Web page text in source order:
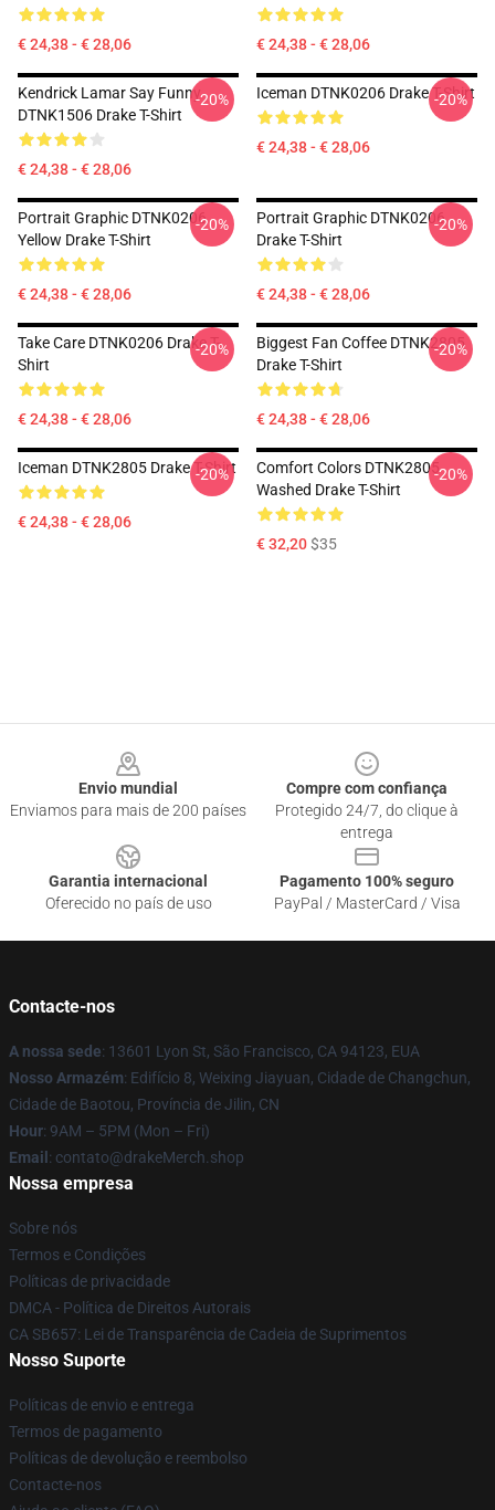
€ 24,38 - € 28,06 € 24,38 - € 28,06
Kendrick Lamar Say Funny
DTNK1506 Drake T-Shirt
€ 24,38 - € 28,06
-20% Iceman DTNK0206 Drake T-Shirt
€ 24,38 - € 28,06
-20%
Portrait Graphic DTNK0206
Yellow Drake T-Shirt
€ 24,38 - € 28,06
-20%
Portrait Graphic DTNK0206
Drake T-Shirt
€ 24,38 - € 28,06
-20%
Take Care DTNK0206 Drake T-
Shirt
€ 24,38 - € 28,06
-20%
Biggest Fan Coffee DTNK2805
Drake T-Shirt
€ 24,38 - € 28,06
-20%
Iceman DTNK2805 Drake T-Shirt
€ 24,38 - € 28,06
-20%
Comfort Colors DTNK2805
Washed Drake T-Shirt
€ 32,20$35
-20%
Envio mundial
Enviamos para mais de 200 países
Compre com confiança
Protegido 24/7, do clique à
entrega
Garantia internacional
Oferecido no país de uso
Pagamento 100% seguro
PayPal / MasterCard / Visa
Contacte-nos
A nossa sede: 13601 Lyon St, São Francisco, CA 94123, EUA
Nosso Armazém: Edifício 8, Weixing Jiayuan, Cidade de Changchun,
Cidade de Baotou, Província de Jilin, CN
Hour: 9AM – 5PM (Mon – Fri)
Email : contato@drakeMerch.shop
Nossa empresa
Sobre nós
Termos e Condições
Políticas de privacidade
DMCA - Política de Direitos Autorais
CA SB657: Lei de Transparência de Cadeia de Suprimentos
Nosso Suporte
Políticas de envio e entrega
Termos de pagamento
Políticas de devolução e reembolso
Contacte-nos